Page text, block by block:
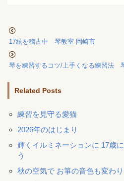
17絃を稽古中 琴教室 岡崎市
琴を練習するコツ/上手くなる練習法
Related Posts
練習を見守る愛猫
2026年のはじまり
輝くイルミネーションに 17歳
う
秋の空気で お箏の音色も変わ